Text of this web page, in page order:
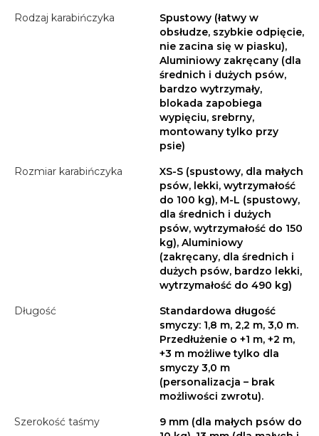
Rodzaj karabińczyka
Spustowy (łatwy w
obsłudze, szybkie odpięcie,
nie zacina się w piasku),
Aluminiowy zakręcany (dla
średnich i dużych psów,
bardzo wytrzymały,
blokada zapobiega
wypięciu, srebrny,
montowany tylko przy
psie)
Rozmiar karabińczyka
XS-S (spustowy, dla małych
psów, lekki, wytrzymałość
do 100 kg), M-L (spustowy,
dla średnich i dużych
psów, wytrzymałość do 150
kg), Aluminiowy
(zakręcany, dla średnich i
dużych psów, bardzo lekki,
wytrzymałość do 490 kg)
Długość
Standardowa długość
smyczy: 1,8 m, 2,2 m, 3,0 m.
Przedłużenie o +1 m, +2 m,
+3 m możliwe tylko dla
smyczy 3,0 m
(personalizacja – brak
możliwości zwrotu).
Szerokość taśmy
9 mm (dla małych psów do